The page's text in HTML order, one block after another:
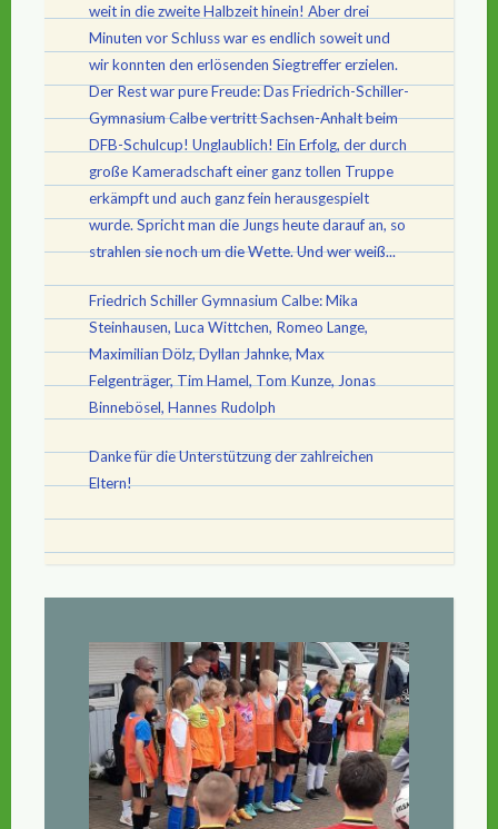
weit in die zweite Halbzeit hinein! Aber drei
Minuten vor Schluss war es endlich soweit und
wir konnten den erlösenden Siegtreffer erzielen.
Der Rest war pure Freude: Das Friedrich-Schiller-
Gymnasium Calbe vertritt Sachsen-Anhalt beim
DFB-Schulcup! Unglaublich! Ein Erfolg, der durch
große Kameradschaft einer ganz tollen Truppe
erkämpft und auch ganz fein herausgespielt
wurde. Spricht man die Jungs heute darauf an, so
strahlen sie noch um die Wette. Und wer weiß...
Friedrich Schiller Gymnasium Calbe: Mika
Steinhausen, Luca Wittchen, Romeo Lange,
Maximilian Dölz, Dyllan Jahnke, Max
Felgenträger, Tim Hamel, Tom Kunze, Jonas
Binnebösel, Hannes Rudolph
Danke für die Unterstützung der zahlreichen
Eltern!